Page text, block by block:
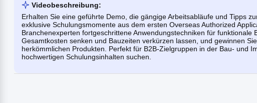
Videobeschreibung:
Erhalten Sie eine geführte Demo, die gängige Arbeitsabläufe und Tipps
exklusive Schulungsmomente aus dem ersten Overseas Authorized
Branchenexperten fortgeschrittene Anwendungstechniken für funktionale
Gesamtkosten senken und Bauzeiten verkürzen lassen, und gewinnen
herkömmlichen Produkten. Perfekt für B2B-Zielgruppen in der Bau- und
hochwertigen Schulungsinhalten suchen.